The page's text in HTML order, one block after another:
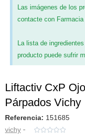
Las imágenes de los
contacte con Farmacia
La lista de
producto puede sufrir
Liftactiv CxP
Párpados Vichy
Referencia: 151685
vichy - 